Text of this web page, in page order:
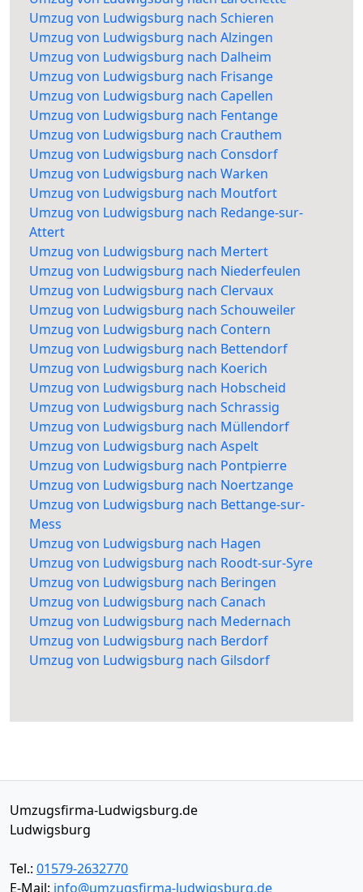
Umzug von Ludwigsburg nach Schieren
Umzug von Ludwigsburg nach Alzingen
Umzug von Ludwigsburg nach Dalheim
Umzug von Ludwigsburg nach Frisange
Umzug von Ludwigsburg nach Capellen
Umzug von Ludwigsburg nach Fentange
Umzug von Ludwigsburg nach Crauthem
Umzug von Ludwigsburg nach Consdorf
Umzug von Ludwigsburg nach Warken
Umzug von Ludwigsburg nach Moutfort
Umzug von Ludwigsburg nach Redange-sur-
Attert
Umzug von Ludwigsburg nach Mertert
Umzug von Ludwigsburg nach Niederfeulen
Umzug von Ludwigsburg nach Clervaux
Umzug von Ludwigsburg nach Schouweiler
Umzug von Ludwigsburg nach Contern
Umzug von Ludwigsburg nach Bettendorf
Umzug von Ludwigsburg nach Koerich
Umzug von Ludwigsburg nach Hobscheid
Umzug von Ludwigsburg nach Schrassig
Umzug von Ludwigsburg nach Müllendorf
Umzug von Ludwigsburg nach Aspelt
Umzug von Ludwigsburg nach Pontpierre
Umzug von Ludwigsburg nach Noertzange
Umzug von Ludwigsburg nach Bettange-sur-
Mess
Umzug von Ludwigsburg nach Hagen
Umzug von Ludwigsburg nach Roodt-sur-Syre
Umzug von Ludwigsburg nach Beringen
Umzug von Ludwigsburg nach Canach
Umzug von Ludwigsburg nach Medernach
Umzug von Ludwigsburg nach Berdorf
Umzug von Ludwigsburg nach Gilsdorf
Umzugsfirma-Ludwigsburg.de
Ludwigsburg
Tel.: 01579-2632770
E-Mail: info@umzugsfirma-ludwigsburg.de